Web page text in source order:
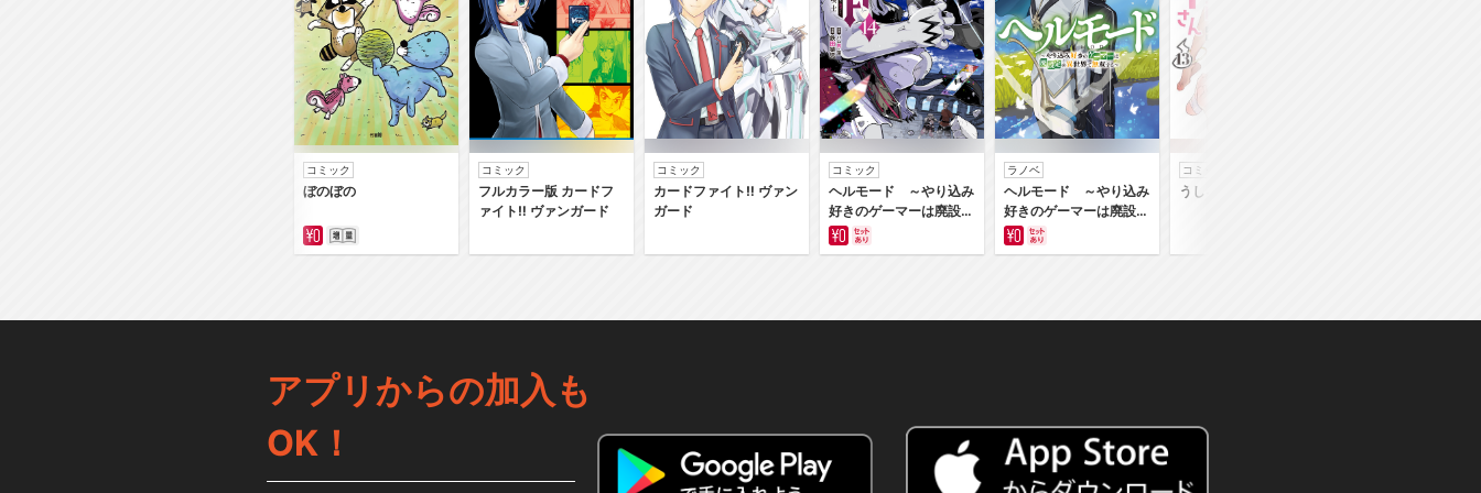
コミック
ぼのぼの
コミック
フルカラー版 カードフ
ァイト‼ ヴァンガード
コミック
カードファイト‼ ヴァン
ガード
コミック
ヘルモード ～やり込み
好きのゲーマーは廃設定
の異世界で無双する～は
じまりの召喚士
ラノベ
ヘルモード ～やり込み
好きのゲーマーは廃設定
の異世界で無双する～
コミック
うしろの正面カムイさん
アプリからの加入も
OK！